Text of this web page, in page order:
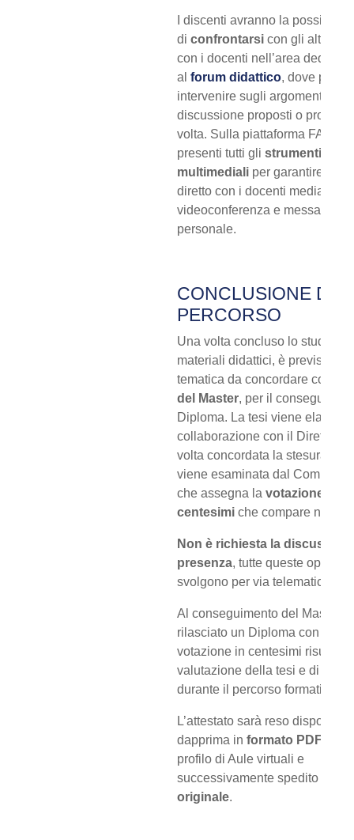
I discenti avranno la possibilità
di confrontarsi con gli altri
con i docenti nell’area dedicata
al forum didattico, dove
intervenire sugli argomenti di
discussione proposti o
volta. Sulla piattaforma FAD
presenti tutti gli strumenti
multimediali per garantire un
diretto con i docenti mediante
videoconferenza e
personale.
CONCLUSIONE DEL
PERCORSO
Una volta concluso lo studio
materiali didattici, è prevista
tematica da concordare con il
del Master, per il
Diploma. La tesi viene
collaborazione con il Direttore
volta concordata la stesura
viene esaminata dal Comitato
che assegna la votazione in
centesimi che compare nel
Non è richiesta la
presenza, tutte queste
svolgono per via telematica.
Al conseguimento del Master
rilasciato un Diploma con
votazione in centesimi
valutazione della tesi e di
durante il percorso formativo.
L’attestato sarà reso disponibile
dapprima in formato PDF
profilo di Aule virtuali e
successivamente spedito in
originale.